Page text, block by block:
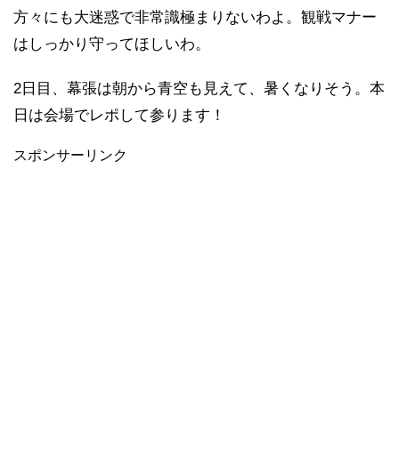
方々にも大迷惑で非常識極まりないわよ。観戦マナー
はしっかり守ってほしいわ。
2日目、幕張は朝から青空も見えて、暑くなりそう。本
日は会場でレポして参ります！
スポンサーリンク